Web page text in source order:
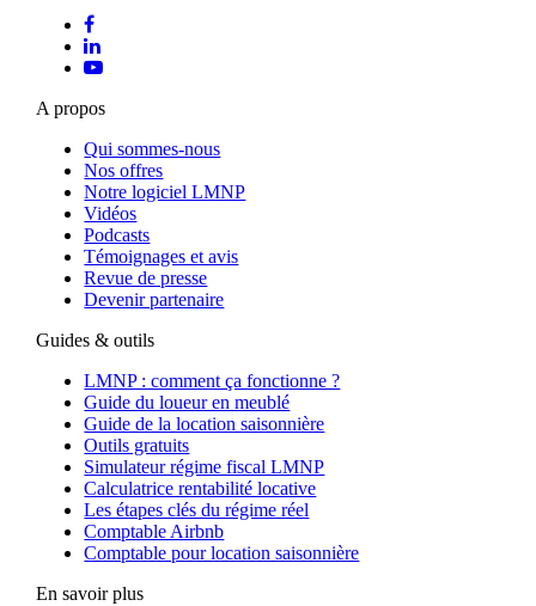
A propos
Qui sommes-nous
Nos offres
Notre logiciel LMNP
Vidéos
Podcasts
Témoignages et avis
Revue de presse
Devenir partenaire
Guides & outils
LMNP : comment ça fonctionne ?
Guide du loueur en meublé
Guide de la location saisonnière
Outils gratuits
Simulateur régime fiscal LMNP
Calculatrice rentabilité locative
Les étapes clés du régime réel
Comptable Airbnb
Comptable pour location saisonnière
En savoir plus